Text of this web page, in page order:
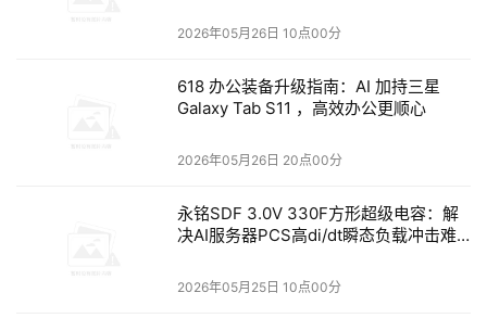
努力的成果。Parallels 于2006 年发布了世界上首个可在
2007 年推出了融合 (Coherence) 模式，让用户可以选择
以不可见的方式在后台运行 Windows，同时在 macOS 环
年推出了 Dropbox、iCloud 和 OneDrive 云服务的无缝集
成；2019 年在 Apple Metal 上支持 DirectX 11、10 和
9。而在 2020 年，Parallels Desktop 16 针对 macOS
可使用 Mac 原生虚拟化。
2026年05月26日 10点00分
618 办公装备升级指南：AI 加持三星
Galaxy Tab S11 ，高效办公更顺心
2026年05月26日 20点00分
永铭SDF 3.0V 330F方形超级电容：解
决AI服务器PCS高di/dt瞬态负载冲击难
2026年05月25日 10点00分